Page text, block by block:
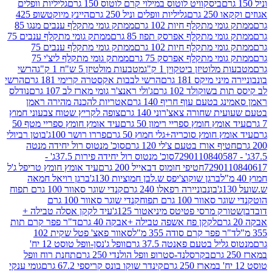
ביסקוויט לוטוס במילוי קרם לוטוס 150 גרם
גליליות וופלים
גרם
גליליות וופלים וניל 250 גרם
היינץ מיוקטשופ 425
מתקלף חיות 102 גרם
ממתק גומי מתקלף ענבים מנגו 85
מתקלף אפרסק תפוז 85 גרם
ממתק גומי מתקלף ענבים 75
מתקלף חיות 102 גרם
ממתק גומי מתקלף ענבים 75
מתקלף אפרסק 75 גרם
ממתק גומי מתקלף ליצ'י 75
ביטקוין 1 ק"ג
מטבעות מולטיזן 5 ש"ח 1 ק"ג
הרשי
מיקס 181 גרם
הרשי לבבות אקסטרה קרימי 181 גרם
הרשי
102 גרם
ג'ולי ראנצ'ר גומי מארז לב 107 גרם
נודלס
עוף חריף 140 גרם
אטריות להכנה מהירה ראמן
שחורה צאצ'רוני 140 גרם
צופה לקריץ שטוח צבעוני חמוץ
חומץ ספריי רימון 50 גרם
עיד אומץ חומץ ספריי מטף 50
חומץ סוכריה+גלי חמוץ 50 גרם
פררו רושר 100ג'
בוטן רביולי
אורז בטעם צ'לי 120 גרם
סוכ' מנטוס רול יחידה מנטה
סוכ' מנטוס רול יחידה פירות 37.5ג' -
חטיפי חומוס דבאייל 200 גרם
עיד אומץ חומץ טריפל ג'ל
ברגן שוקוצ'יפס ש.לבן חמוציות 130ג'
ברגן רויאל חמאה
בונבוניירה רפאלו 240 גרם
קנדי שוגר סאוור 100 גרם תפוח
100 גרם תפוח
קנדי שוגר סאוור 100 גרם
מרסי פטיטס מיניאטור 125ג'
עיד לקקן אסלה טבילה +
לקקן פח אשפה טבילה +אבקה 40 גרם
ד"ר פפר קרם תות
פפר קרם סודה 355 מ"ל
סאוור פאצ' פטל שקית 102
בטעם פאנטה 37.5 גרם
וופל ג'נסן-וופל טוסט 12 יח'
בקרסלנד-סטרופ וופל הולנדי 250 גרם
תחנת רוח וופל
קינדר שוקו בונס קריספי 67.2 גרם
גומי ענקי